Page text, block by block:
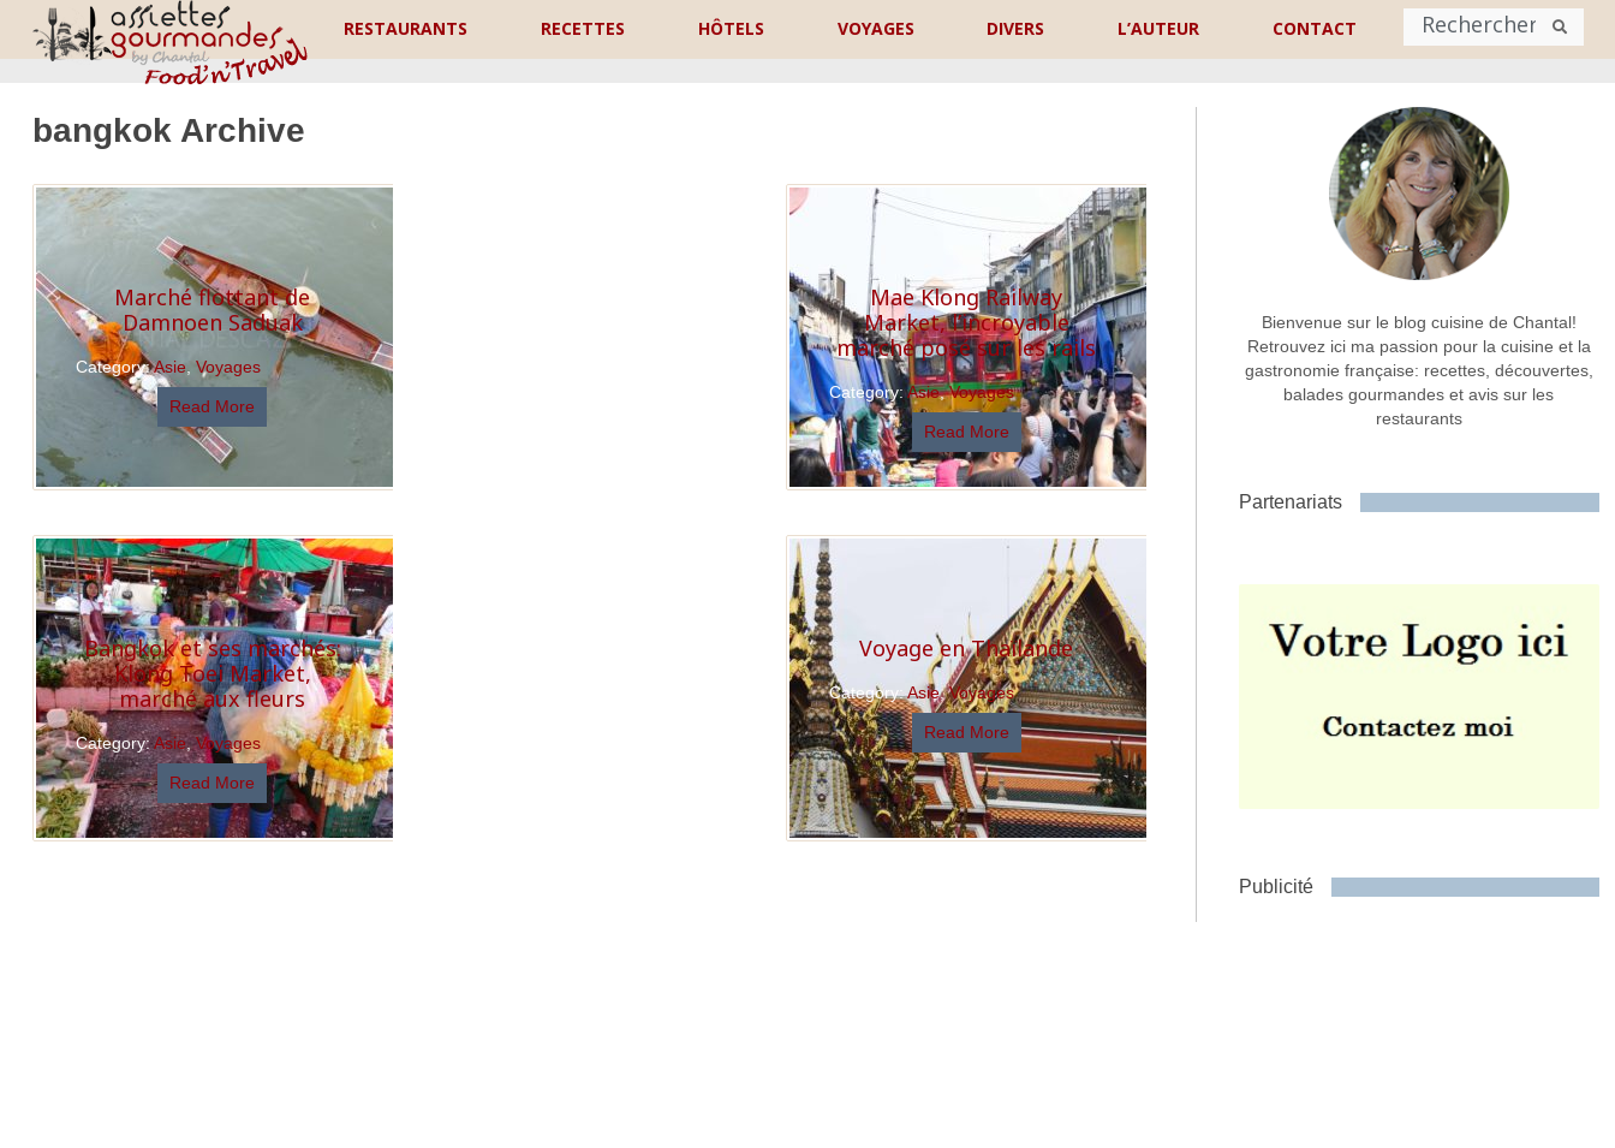
RESTAURANTS RECETTES HÔTELS VOYAGES DIVERS L’AUTEUR CONTACT
Prénom Nom
Adresse de contact
Commentaire ou message *
bangkok Archive
Marché flottant de
Damnoen Saduak
Category:Asie, Voyages
Read More
Mae Klong Railway
Market, l’incroyable
marché posé sur les rails
Category:Asie,Voyages
Read More
Bangkok et ses marchés:
Klong Toei Market,
marché aux fleurs
Category:Asie,Voyages
Read More
Voyage en Thaïlande
Category:Asie,Voyages
Read More
Bienvenue sur le blog cuisine de Chantal!
Retrouvez ici ma passion pour la cuisine et la
gastronomie française: recettes, découvertes,
balades gourmandes et avis sur les
restaurants
Partenariats
Publicité